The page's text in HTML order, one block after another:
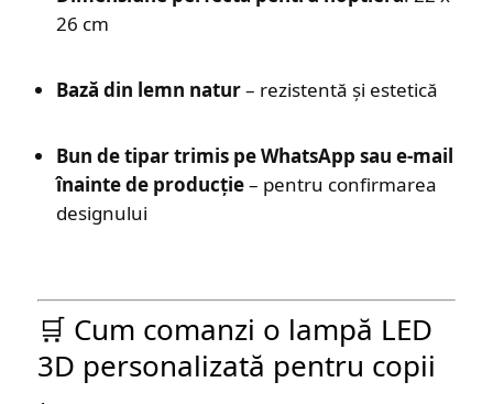
26 cm
Bază din lemn natur– rezistentă și estetică
Bun de tipar trimis pe WhatsApp sau e-mail
înainte de producție– pentru confirmarea
designului
🛒 Cum comanzi o lampă LED
3D personalizată pentru copii